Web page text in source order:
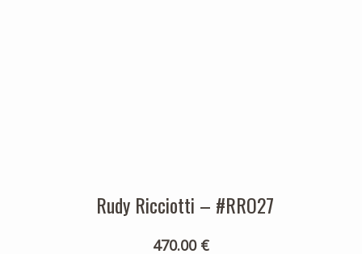
Rudy Ricciotti – #RRO27
470.00 €